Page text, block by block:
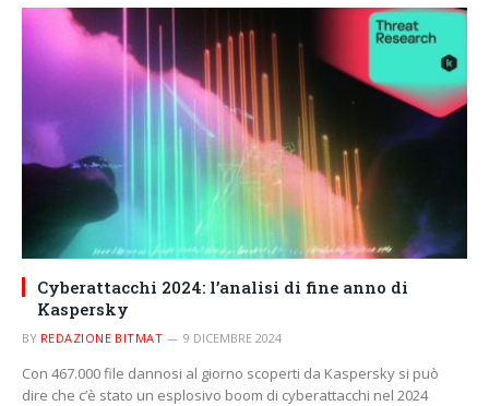
Cyberattacchi 2024: l’analisi di fine anno di
Kaspersky
BY REDAZIONE BITMAT 9 DICEMBRE 2024
Con 467.000 file dannosi al giorno scoperti da Kaspersky si può
dire che c’è stato un esplosivo boom di cyberattacchi nel 2024